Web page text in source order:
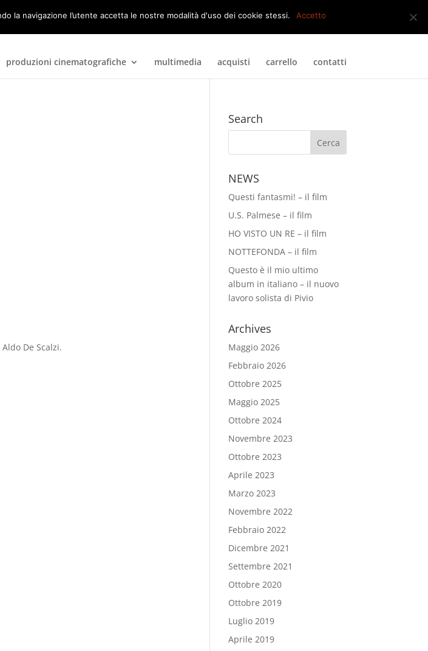
produzioni cinematografiche multimedia acquisti carrello contatti
De Scalzi.
Search
NEWS
Questi fantasmi! – il film
U.S. Palmese – il film
HO VISTO UN RE – il film
NOTTEFONDA – il film
Questo è il mio ultimo
album in italiano – il nuovo
lavoro solista di Pivio
Archives
Maggio 2026
Febbraio 2026
Ottobre 2025
Maggio 2025
Ottobre 2024
Novembre 2023
Ottobre 2023
Aprile 2023
Marzo 2023
Novembre 2022
Febbraio 2022
Dicembre 2021
Settembre 2021
Ottobre 2020
Ottobre 2019
Luglio 2019
Aprile 2019
la navigazione l’utente accetta le nostre modalità d'uso dei cookie stessi. Accetto